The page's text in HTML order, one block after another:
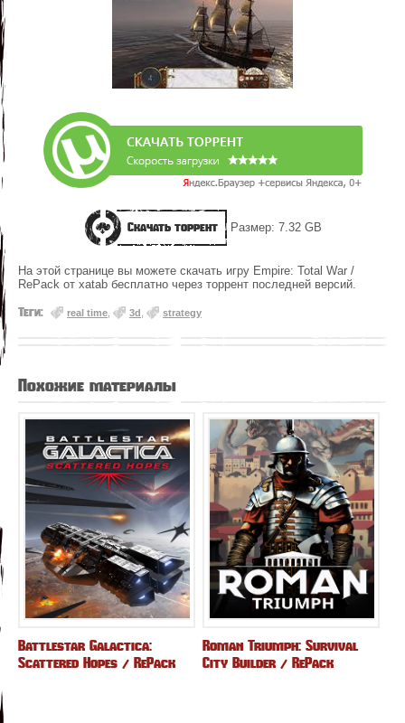
Скачать торрент Размер: 7.32 GB
На этой странице вы можете скачать игру Empire: Total War /
RePack от xatab бесплатно через торрент последней версий.
Теги: real time 3d strategy
Похожие материалы
Battlestar Galactica:
Scattered Hopes / RePack
Roman Triumph: Survival
City Builder / RePack